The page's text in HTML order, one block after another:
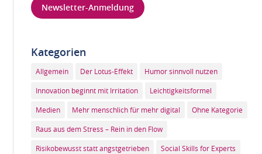
Newsletter-Anmeldung
Kategorien
Allgemein Der Lotus-Effekt Humor sinnvoll nutzen
Innovation beginnt mit Irritation Leichtigkeitsformel
Medien Mehr menschlich für mehr digital Ohne Kategorie
Raus aus dem Stress – Rein in den Flow
Risikobewusst statt angstgetrieben Social Skills for Experts